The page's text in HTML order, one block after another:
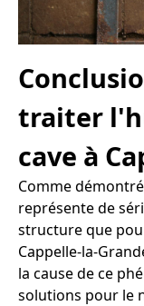
traiter
cave à
Comme
représente de
structure que
Cappelle-la-
la cause de ce
solutions pour le